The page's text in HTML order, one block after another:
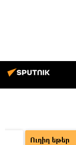
Ուղիղ եթեր